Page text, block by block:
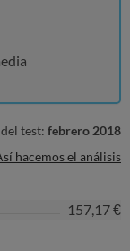
test: febrero 2018
hacemos el análisis
157,17 €